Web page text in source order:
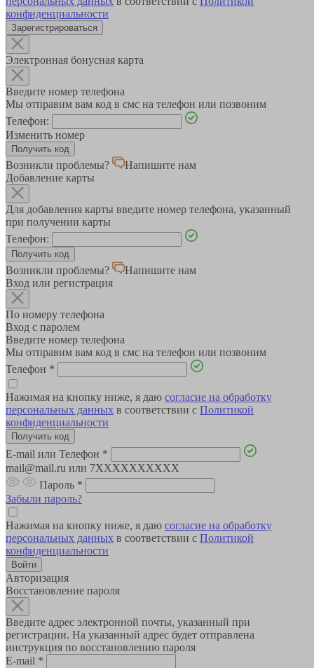
конфиденциальности
Зарегистрироваться
Электронная бонусная карта
Введите номер телефона
Мы отправим вам код в смс на телефон или позвоним
Телефон:
Изменить номер
Возникли проблемы?
Напишите нам
Добавление карты
Для добавления карты введите номер телефона, указанный
при получении карты
Телефон:
Возникли проблемы?
Напишите нам
Вход или регистрация
По номеру телефона
Вход с паролем
Введите номер телефона
Мы отправим вам код в смс на телефон или позвоним
Телефон *
Нажимая на кнопку ниже, я даю согласие на обработку
персональных данных в соответствии с Политикой
конфиденциальности
E-mail или Телефон *
mail@mail.ru или 7XXXXXXXXXX
Пароль *
Забыли пароль?
Нажимая на кнопку ниже, я даю согласие на обработку
персональных данных в соответствии с Политикой
конфиденциальности
Авторизация
Восстановление пароля
Введите адрес электронной почты, указанный при
регистрации. На указанный адрес будет отправлена
инструкция по восстановлению пароля
E-mail *